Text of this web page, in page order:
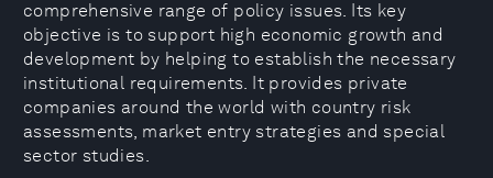
comprehensive range of policy issues. Its key
objective is to support high economic growth and
development by helping to establish the necessary
institutional requirements. It provides private
companies around the world with country risk
assessments, market entry strategies and special
sector studies.